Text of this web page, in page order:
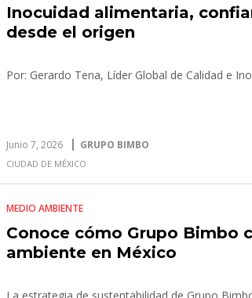
Inocuidad alimentaria,
desde el origen
Por: Gerardo Tena, Líder Global de Calidad e
Junio 7, 2026 GRUPO BIMBO
CIUDAD DE MÉXICO
MEDIO AMBIENTE
Conoce cómo Grupo Bimbo
ambiente en México